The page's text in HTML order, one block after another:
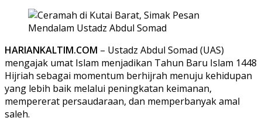
HARIANKALTIM.COM – Ustadz Abdul Somad (UAS)
mengajak umat Islam menjadikan Tahun Baru Islam 1448
Hijriah sebagai momentum berhijrah menuju kehidupan
yang lebih baik melalui peningkatan keimanan,
mempererat persaudaraan, dan memperbanyak amal
saleh.